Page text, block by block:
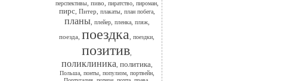
перспективы, пиво пиратство, пироман,
пирс, Питер плакаты, план побега,
планы, плейер, пленка, пляж,
поезда поездка поездки
позитив
поликлиника политика
Польша, понты, популизм, портвейн,